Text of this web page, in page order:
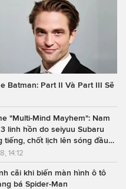
Batman: Part II Và Part III Sẽ
"Multi-Mind Mayhem": Nam
linh hồn do seiyuu Subaru
tiếng, chốt lịch lên sóng đầu
14:12
cãi khi biến màn hình ô tô
bá Spider-Man